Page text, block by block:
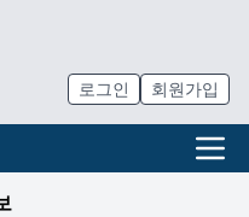
로그인 회원가입